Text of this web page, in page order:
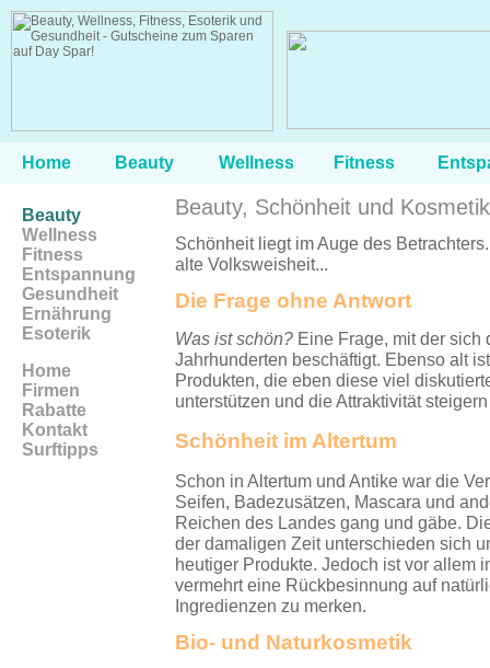
Home Beauty Wellness Fitness
Beauty
Wellness
Fitness
Entspannung
Gesundheit
Ernährung
Esoterik
Home
Firmen
Rabatte
Kontakt
Surftipps
Beauty, Schönheit und Kosmetik
Schönheit liegt im Auge des
alte Volksweisheit...
Die Frage ohne Antwort
Was ist schön? Eine Frage, mit der sich
Jahrhunderten beschäftigt. Ebenso alt
Produkten, die eben diese viel
unterstützen und die Attraktivität
Schönheit im Altertum
Schon in Altertum und Antike war die
Seifen, Badezusätzen, Mascara und
Reichen des Landes gang und gäbe.
der damaligen Zeit unterschieden sich
heutiger Produkte. Jedoch ist vor allem
vermehrt eine Rückbesinnung auf
Ingredienzen zu merken.
Bio- und Naturkosmetik